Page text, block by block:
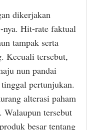
dikerjakan
nya. Hit-rate faktual
tampak serta
Kecuali tersebut,
nun pandai
pertunjukan.
alterasi paham
Walaupun tersebut
besar tentang